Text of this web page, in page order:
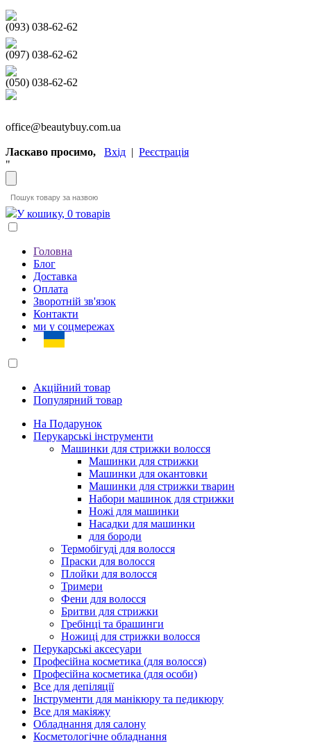
(093) 038-62-62
(097) 038-62-62
(050) 038-62-62
office@beautybuy.com.ua
Ласкаво просимо, Вхід | Реєстрація
"
У кошику, 0 товарів
Головна
Блог
Доставка
Оплата
Зворотній зв'язок
Контакти
ми у соцмережах
Акційний товар
Популярний товар
На Подарунок
Перукарські інструменти
Машинки для стрижки волосся
Машинки для стрижки
Машинки для окантовки
Машинки для стрижки тварин
Набори машинок для стрижки
Ножі для машинки
Насадки для машинки
для бороди
Термобігуді для волосся
Праски для волосся
Плойки для волосся
Тримери
Фени для волосся
Бритви для стрижки
Гребінці та брашинги
Ножиці для стрижки волосся
Перукарські аксесуари
Професійна косметика (для волосся)
Професійна косметика (для особи)
Все для депіляції
Інструменти для манікюру та педикюру
Все для макіяжу
Обладнання для салону
Косметологічне обладнання